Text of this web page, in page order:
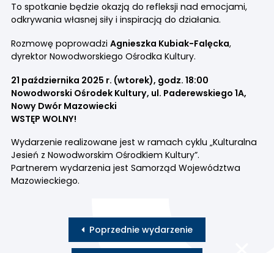
To spotkanie będzie okazją do refleksji nad emocjami,
odkrywania własnej siły i inspiracją do działania.
Rozmowę poprowadzi Agnieszka Kubiak-Falęcka,
dyrektor Nowodworskiego Ośrodka Kultury.
21 października 2025 r. (wtorek), godz. 18:00
Nowodworski Ośrodek Kultury, ul. Paderewskiego 1A,
Nowy Dwór Mazowiecki
WSTĘP WOLNY!
Wydarzenie realizowane jest w ramach cyklu „Kulturalna
Jesień z Nowodworskim Ośrodkiem Kultury”.
Partnerem wydarzenia jest Samorząd Województwa
Mazowieckiego.
Poprzednie wydarzenie